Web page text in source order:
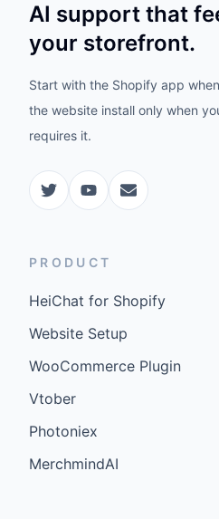
AI support that
your storefront.
Start with the Shopify app
the website install only when
requires it.
PRODUCT
HeiChat for Shopify
Website Setup
WooCommerce Plugin
Vtober
Photoniex
MerchmindAI